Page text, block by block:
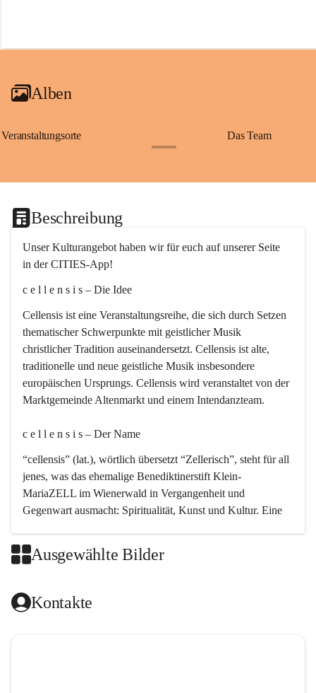
Alben
Veranstaltungsorte Das Team
Beschreibung
Unser Kulturangebot haben wir für euch auf unserer Seite
in der CITIES-App!
c e l l e n s i s – Die Idee
Cellensis ist eine Veranstaltungsreihe, die sich durch Setzen
thematischer Schwerpunkte mit geistlicher Musik
christlicher Tradition auseinandersetzt. Cellensis ist alte,
traditionelle und neue geistliche Musik insbesondere
europäischen Ursprungs. Cellensis wird veranstaltet von der
Marktgemeinde Altenmarkt und einem Intendanzteam.
c e l l e n s i s – Der Name
“cellensis” (lat.), wörtlich übersetzt “Zellerisch”, steht für all
jenes, was das ehemalige Benediktinerstift Klein-
MariaZELL im Wienerwald in Vergangenheit und
Gegenwart ausmacht: Spiritualität, Kunst und Kultur. Eine
Kirchenmusik, dem kunstvollen Lob Gottes.
Das kirchenmusikalische Festival Cellensis wird seit dem
Ausgewählte Bilder
Kontakte